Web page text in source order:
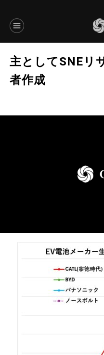
言語別アーカイブ
ENGLISH
お問い合わせ
主としてSNEリ
者作成